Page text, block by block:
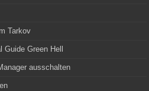
Tarkov
Green Hell
ausschalten